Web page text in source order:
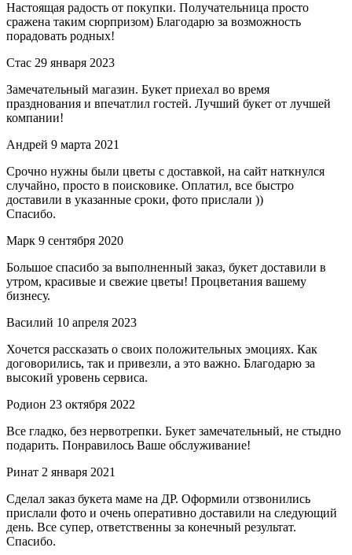
Настоящая радость от покупки. Получательница просто
сражена таким сюрпризом) Благодарю за возможность
порадовать родных!
Стас 29 января 2023
Замечательный магазин. Букет приехал во время
празднования и впечатлил гостей. Лучший букет от лучшей
компании!
Андрей 9 марта 2021
Срочно нужны были цветы с доставкой, на сайт наткнулся
случайно, просто в поисковике. Оплатил, все быстро
доставили в указанные сроки, фото прислали ))
Спасибо.
Марк 9 сентября 2020
Большое спасибо за выполненный заказ, букет доставили в
утром, красивые и свежие цветы! Процветания вашему
бизнесу.
Василий 10 апреля 2023
Хочется рассказать о своих положительных эмоциях. Как
договорились, так и привезли, а это важно. Благодарю за
высокий уровень сервиса.
Родион 23 октября 2022
Все гладко, без нервотрепки. Букет замечательный, не стыдно
подарить. Понравилось Ваше обслуживание!
Ринат 2 января 2021
Сделал заказ букета маме на ДР. Оформили отзвонились
прислали фото и очень оперативно доставили на следующий
день. Все супер, ответственны за конечный результат.
Спасибо.